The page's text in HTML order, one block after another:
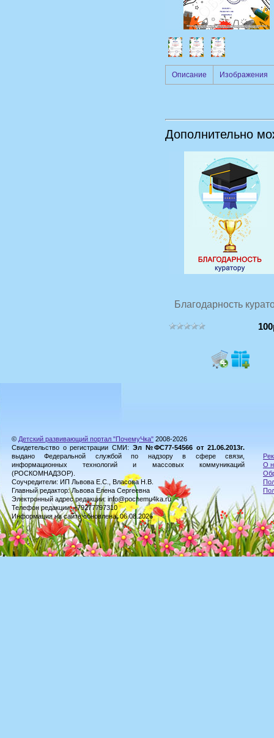
Описание Изображения
Дополнительно
Благодарность
© Детский развивающий портал "ПочемуЧка" 2008-2026
Свидетельство о регистрации СМИ: Эл №ФС77-54566 от 21.06.2013г.
выдано Федеральной службой по надзору в сфере связи,
информационных технологий и массовых коммуникаций
(РОСКОМНАДЗОР).
Соучредители: ИП Львова Е.С., Власова Н.В.
Главный редактор: Львова Елена Сергеевна
Электронный адрес редакции: info@pochemu4ka.ru
Телефон редакции: +79277797310
Информация на сайте обновлена: 06.08.2026
О